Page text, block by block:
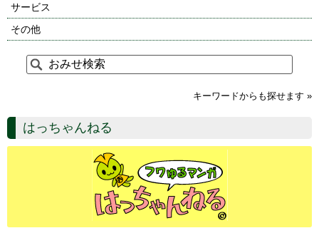
サービス
その他
キーワードからも探せます »
はっちゃんねる